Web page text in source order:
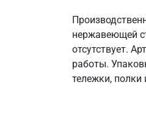
нержавеющей
отсутствует.
работы.
тележки, полки